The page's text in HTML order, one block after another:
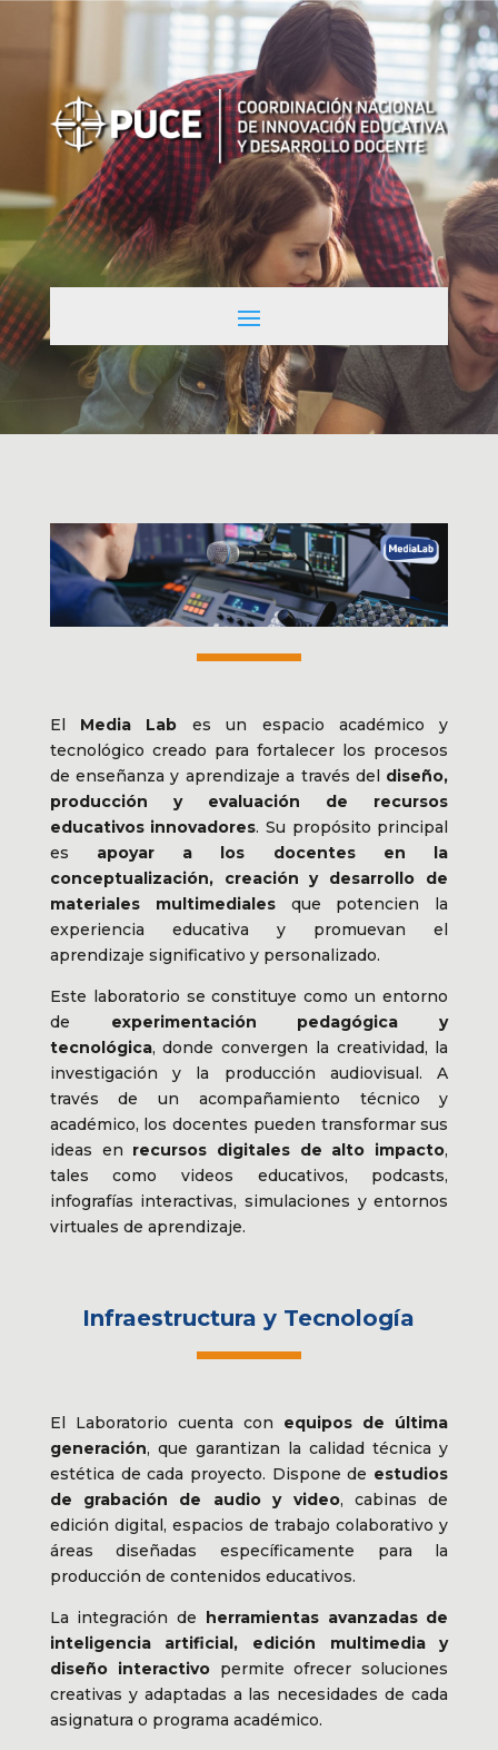
El Media Lab es un espacio académico y
tecnológico creado para fortalecer los procesos
de enseñanza y aprendizaje a través del diseño,
producción y evaluación de recursos
educativos innovadores. Su propósito principal
es apoyar a los docentes en la
conceptualización, creación y desarrollo de
materiales multimedialesque potencien la
experiencia educativa y promuevan el
aprendizaje significativo y personalizado.
Este laboratorio se constituye como un entorno
de experimentación pedagógica y
tecnológica, donde convergen la creatividad, la
investigación y la producción audiovisual. A
través de un acompañamiento técnico y
académico, los docentes pueden transformar sus
ideas en recursos digitales de alto impacto,
tales como videos educativos, podcasts,
infografías interactivas, simulaciones y entornos
virtuales de aprendizaje.
Infraestructura y Tecnología
El Laboratorio cuenta con equipos de última
generación, que garantizan la calidad técnica y
estética de cada proyecto. Dispone de estudios
de grabación de audio y video, cabinas de
edición digital, espacios de trabajo colaborativo y
áreas diseñadas específicamente para la
producción de contenidos educativos.
La integración de herramientas avanzadas de
inteligencia artificial, edición multimedia y
diseño interactivopermite ofrecer soluciones
creativas y adaptadas a las necesidades de cada
asignatura o programa académico.